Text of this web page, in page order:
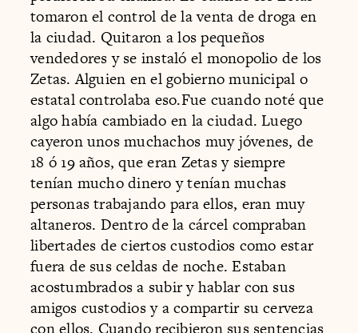
tomaron el control de la venta de droga en
la ciudad. Quitaron a los pequeños
vendedores y se instaló el monopolio de los
Zetas. Alguien en el gobierno municipal o
estatal controlaba eso.Fue cuando noté que
algo había cambiado en la ciudad. Luego
cayeron unos muchachos muy jóvenes, de
18 ó 19 años, que eran Zetas y siempre
tenían mucho dinero y tenían muchas
personas trabajando para ellos, eran muy
altaneros. Dentro de la cárcel compraban
libertades de ciertos custodios como estar
fuera de sus celdas de noche. Estaban
acostumbrados a subir y hablar con sus
amigos custodios y a compartir su cerveza
con ellos. Cuando recibieron sus sentencias